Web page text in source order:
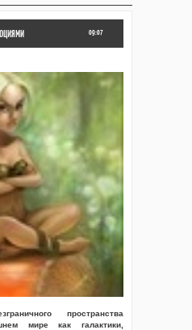
09:07
пространства
мире как галактики,